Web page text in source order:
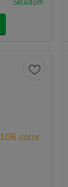
Skladom